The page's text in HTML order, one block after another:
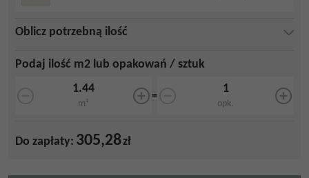
Oblicz potrzebną ilość
Podaj ilość m2 lub opakowań / sztuk
m²
=
opk.
Do zapłaty: 305,28zł